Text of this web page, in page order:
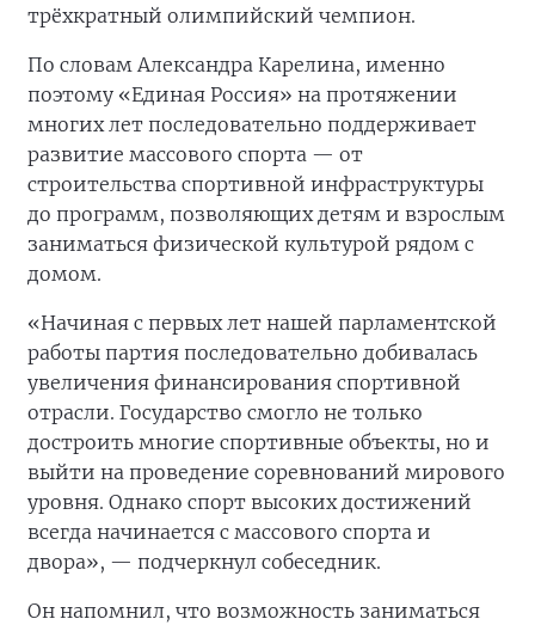
трёхкратный олимпийский чемпион.
По словам Александра Карелина, именно
поэтому «Единая Россия» на протяжении
многих лет последовательно поддерживает
развитие массового спорта — от
строительства спортивной инфраструктуры
до программ, позволяющих детям и взрослым
заниматься физической культурой рядом с
домом.
«Начиная с первых лет нашей парламентской
работы партия последовательно добивалась
увеличения финансирования спортивной
отрасли. Государство смогло не только
достроить многие спортивные объекты, но и
выйти на проведение соревнований мирового
уровня. Однако спорт высоких достижений
всегда начинается с массового спорта и
двора», — подчеркнул собеседник.
Он напомнил, что возможность заниматься